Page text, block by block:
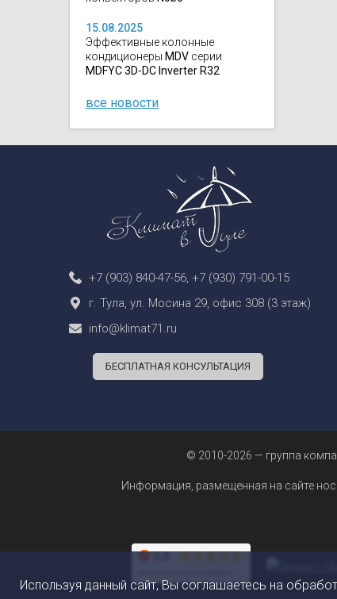
15.08.2025
Эффективные колонные
кондиционеры MDV серии
MDFYC 3D-DC Inverter R32
все новости
+7 (903) 840-47-56, +7 (930) 791-00-15
г. Тула, ул. Мосина 29, офис 308 (3 этаж)
info@klimat71.ru
БЕСПЛАТНАЯ КОНСУЛЬТАЦИЯ
© 2010-2026 — группа
Информация, размещенная на сайте
Используя данный сайт, Вы соглашаетесь на